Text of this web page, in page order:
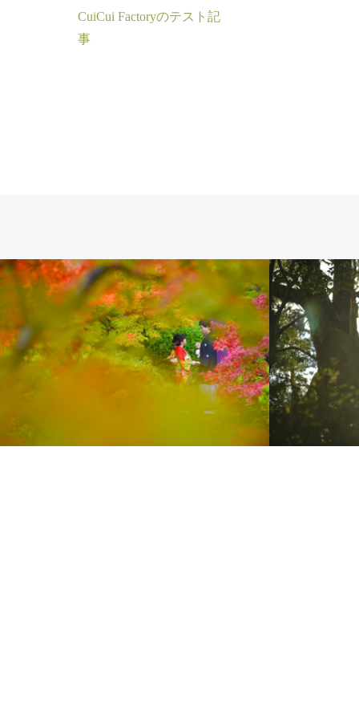
CuiCui Factoryのテスト記
事